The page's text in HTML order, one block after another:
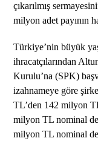
çıkarılmış
milyon adet payının
Türkiye’nin büyük
ihracatçılarından
Kurulu’na (SPK)
izahnameye göre
TL’den 142 milyon
milyon TL nominal
milyon TL nominal